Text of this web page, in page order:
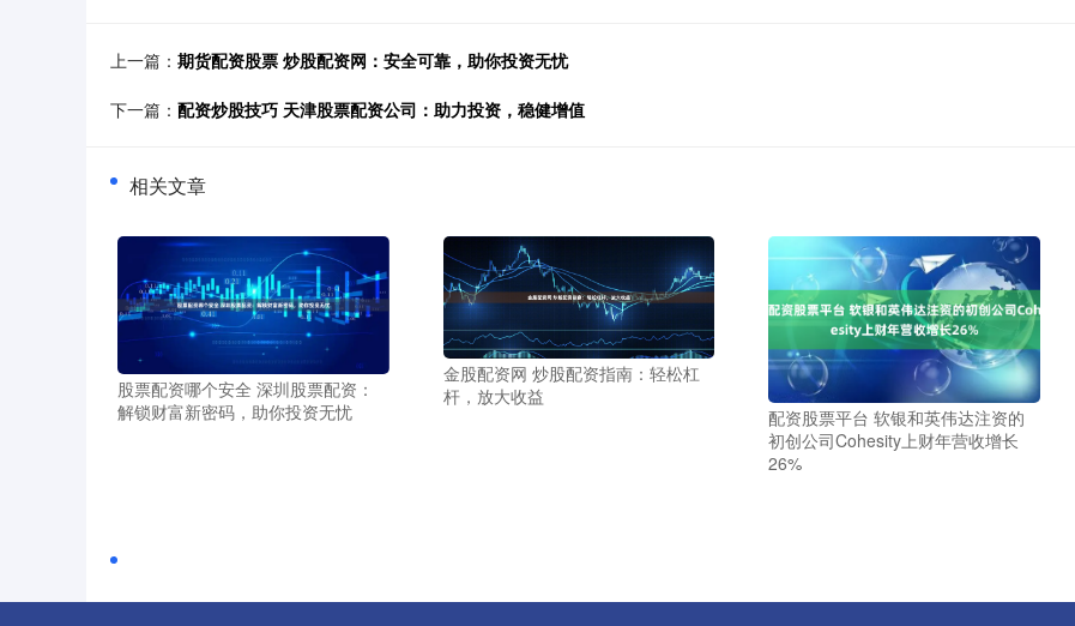
上一篇： 期货配资股票 炒股配资网：安全可靠，助你投资无忧
下一篇： 配资炒股技巧 天津股票配资公司：助力投资，稳健增值
相关文章
股票配资哪个安全 深圳股票配资：
解锁财富新密码，助你投资无忧
金股配资网 炒股配资指南：轻松杠
杆，放大收益
配资股票平台 软银和英伟达注资的
初创公司Cohesity上财年营收增长
26%